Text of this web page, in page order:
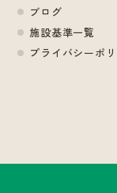
ブログ
施設基準一覧
プライバシーポ